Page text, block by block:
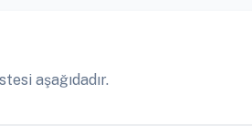
aşağıdadır.